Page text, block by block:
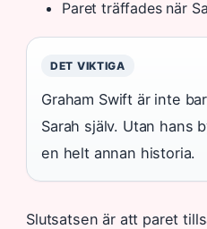
Paret träffades när
DET VIKTIGA
Graham Swift är inte
Sarah själv. Utan hans
en helt annan historia.
Slutsatsen är att paret